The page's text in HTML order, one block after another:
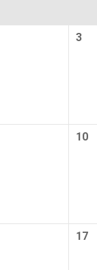
3
10
17